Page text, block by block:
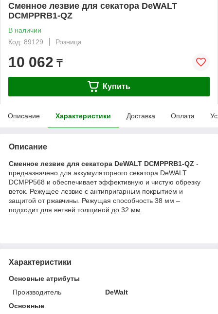
Сменное лезвие для секатора DeWALT
DCMPPRB1-QZ
В наличии
Код: 89129
Розница
10 062 ₸
Купить
Описание Характеристики Доставка Оплата
Описание
Сменное лезвие для секатора DeWALT DCMPPRB1-QZ -
предназначено для аккумуляторного секатора DeWALT
DCMPP568 и обеспечивает эффективную и чистую обрезку
веток. Режущее лезвие с антипригарным покрытием и
защитой от ржавчины. Режущая способность 38 мм –
подходит для ветвей толщиной до 32 мм.
Характеристики
Основные атрибуты
Производитель
DeWalt
Основные